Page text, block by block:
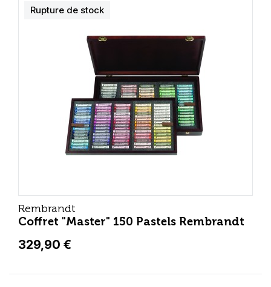
Rembrandt
Coffret "Master" 150 Pastels Rembrandt
329,90 €
Rupture de stock